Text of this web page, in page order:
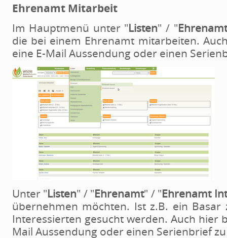
EhrenamtMitarbeit
Im Hauptmenü unter "Listen" / "Ehrenamt
die bei einem Ehrenamt mitarbeiten.
eine E-Mail Aussendung oder einen
Unter "Listen" / "Ehrenamt" / "Ehrenamt
übernehmen möchten. Ist z.B. ein
Interessierten gesucht werden. Auch hier
Mail Aussendung oder einen Serienbrief